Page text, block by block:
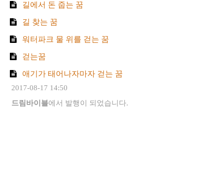
길에서 돈 줍는 꿈
길 찾는 꿈
워터파크 물 위를 걷는 꿈
걷는꿈
애기가 태어나자마자 걷는 꿈
2017-08-17 14:50
드림바이블에서 발행이 되었습니다.